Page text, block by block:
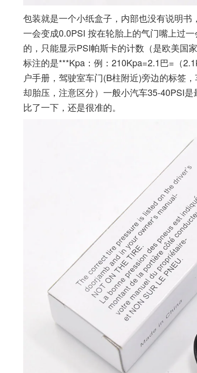
包装就是一个小纸盒子，内部也没有说明
一会变成0.0PSI 按在轮胎上的气门嘴上过
的，只能显示PSI帕斯卡的计数（是欧美国
标注的是***Kpa：例：210Kpa=2.1巴=（
户手册，驾驶室车门(B柱附近)旁边的标签
却胎压，注意区分）一般小汽车35-40PSI
比了一下，还是很准的。